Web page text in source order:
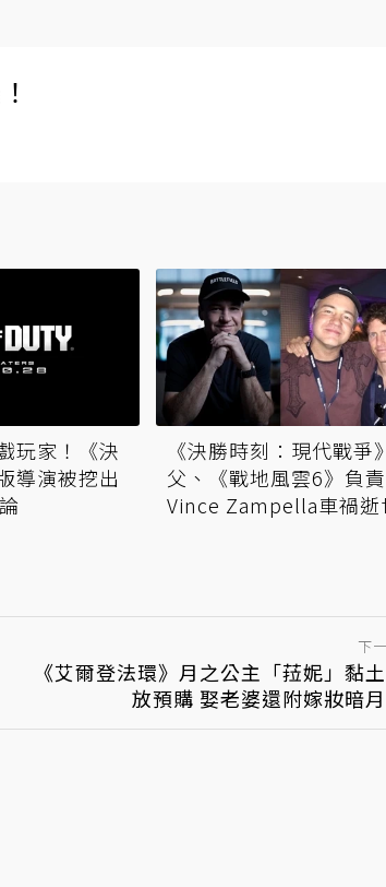
玩家！《決
導演被挖出
《決勝時刻：現代戰爭
父、《戰地風雲6》負
Vince Zampella車禍逝
下
《艾爾登法環》月之公主「菈妮」黏
放預購 娶老婆還附嫁妝暗